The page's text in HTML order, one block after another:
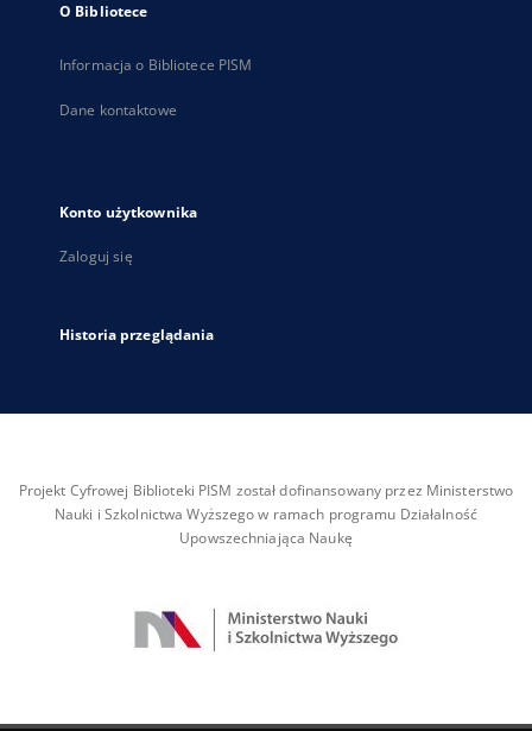
O Bibliotece
Informacja o Bibliotece PISM
Dane kontaktowe
Konto użytkownika
Zaloguj się
Historia przeglądania
Projekt Cyfrowej Biblioteki PISM został dofinansowany przez Ministerstwo
Nauki i Szkolnictwa Wyższego w ramach programu Działalność
Upowszechniająca Naukę